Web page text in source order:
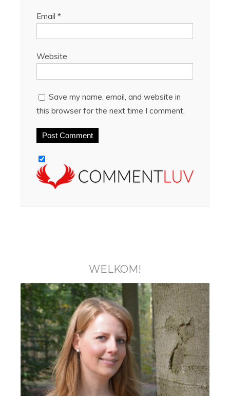
Email *
Website
Save my name, email, and website in
this browser for the next time I comment.
WELKOM!